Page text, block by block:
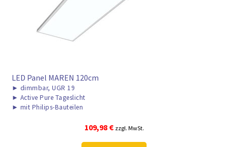
LED Panel MAREN 120cm
► dimmbar, UGR 19
► Active Pure Tageslicht
► mit Philips-Bauteilen
109,98 € zzgl. MwSt.